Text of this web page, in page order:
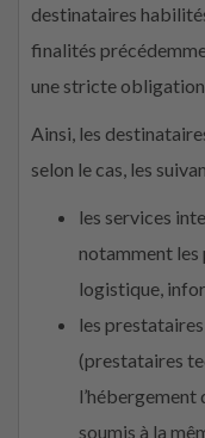
destinataires
finalités
une stricte
Ainsi, les
selon le cas, les
les services
notamment les
logistique,
les
(prestataires
soumis à la